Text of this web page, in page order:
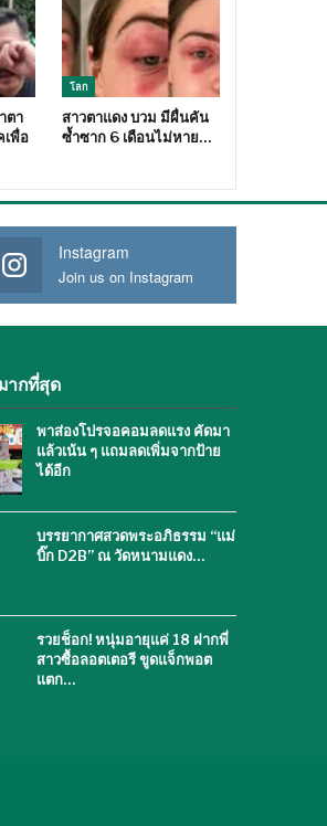
ตา
เพื่อ
โลก
สาวตาแดง บวม มีผื่นคัน
ซ้ำซาก 6 เดือนไม่หาย…
Instagram
Join us on Instagram
ากที่สุด
พาส่องโปรจอคอมลดแรง คัดมา
แล้วเน้น ๆ แถมลดเพิ่มจากป้าย
ได้อีก
บรรยากาศสวดพระอภิธรรม “แม่
บิ๊ก D2B” ณ วัดหนามแดง…
รวยช็อก! หนุ่มอายุแค่ 18 ฝากพี่
สาวซื้อลอตเตอรี ขูดแจ็กพอต
แตก…